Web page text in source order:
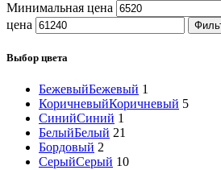
Минимальная цена
цена
Выбор цвета
БежевыйБежевый 1
КоричневыйКоричневый 5
СинийСиний 1
БелыйБелый 21
Бордовый 2
СерыйСерый 10